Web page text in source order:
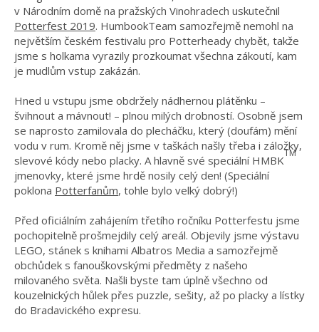
v Národním domě na pražských Vinohradech uskutečnil
Potterfest 2019. HumbookTeam samozřejmě nemohl na
největším českém festivalu pro Potterheady chybět, takže
jsme s holkama vyrazily prozkoumat všechna zákoutí, kam
je mudlům vstup zakázán.
Hned u vstupu jsme obdržely nádhernou plátěnku –
švihnout a mávnout! – plnou milých drobností. Osobně jsem
se naprosto zamilovala do plecháčku, který (doufám) mění
vodu v rum. Kromě něj jsme v taškách našly třeba i záložky,
slevové kódy nebo placky. A hlavně své speciální HMBK
TM
jmenovky, které jsme hrdě nosily celý den! (Speciální
poklona Potterfanům, tohle bylo velký dobrý!)
Před oficiálním zahájením třetího ročníku Potterfestu jsme
pochopitelně prošmejdily celý areál. Objevily jsme výstavu
LEGO, stánek s knihami Albatros Media a samozřejmě
obchůdek s fanouškovskými předměty z našeho
milovaného světa. Našli byste tam úplně všechno od
kouzelnických hůlek přes puzzle, sešity, až po placky a lístky
do Bradavického expresu.